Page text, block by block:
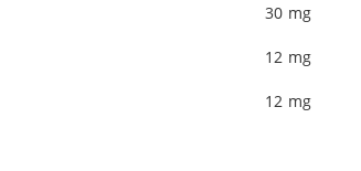
30 mg
12 mg
12 mg